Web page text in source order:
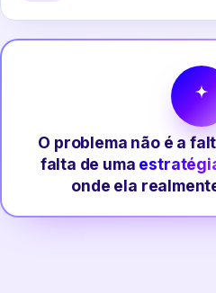
O problema não é a
falta de uma
onde ela